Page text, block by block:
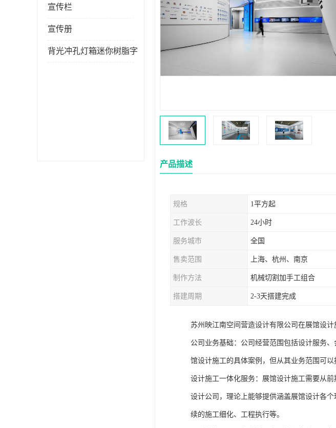
宣传栏
宣传册
背光冲孔灯箱迷你树脂字
产品描述
规格 1平方起
工作波长 24小时
服务城市 全国
售卖范围 上海、杭州、南京
制作方法 机械切割加手工组合
搭建周期 2-3天搭建完成
苏州映江南空间营造设计有限公司在展馆设
公司业务基础：公司经营范围包括设计服务
馆设计施工的具体案例，但从其业务范围可以
设计施工一体化服务：展馆设计施工需要从
设计公司，理论上能够提供涵盖展馆设计各
续的施工细化、工程执行等。